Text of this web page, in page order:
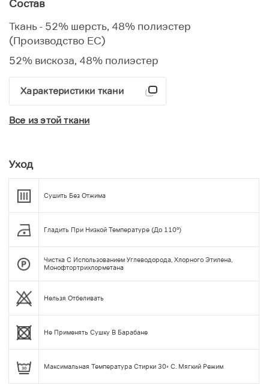
Состав
Ткань - 52% шерсть, 48% полиэстер
(Производство ЕС)
52% вискоза, 48% полиэстер
Характеристики ткани
Все из этой ткани
Уход
Сушить Без Отжима
Гладить При Низкой Температуре (до 110°)
Чистка С Использованием Углеводорода, Хлорного Этилена,
Монофтортрихлорметана
Нельзя Отбеливать
Не Применять Сушку В Барабане
Максимальная Температура Стирки 30◦ С. Мягкий Режим